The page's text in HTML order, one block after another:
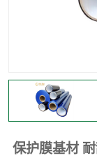
保护膜基材
不锈钢板保护膜